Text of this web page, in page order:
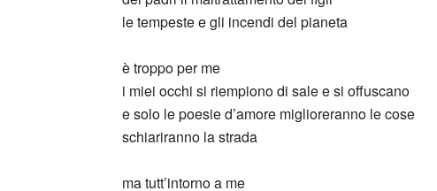
le tempeste e gli incendi del pianeta
è troppo per me
i miei occhi si riempiono di sale e si offuscano
e solo le poesie d’amore miglioreranno le cose
schiariranno la strada
ma tutt’intorno a me